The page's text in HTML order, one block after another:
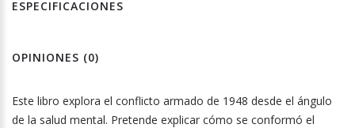
ESPECIFICACIONES
OPINIONES (0)
Este libro explora el conflicto armado de 1948 desde el ángulo
de la salud mental. Pretende explicar cómo se conformó el